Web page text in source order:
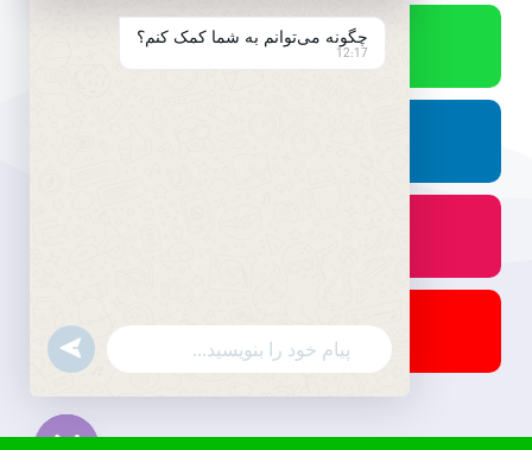
چگونه می‌توانم به شما کمک کنم؟
12:17
WhatsApp
Message
undefined